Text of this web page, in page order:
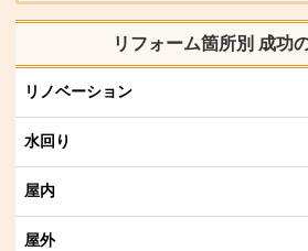
リフォーム箇所別 成功
リノベーション
水回り
屋内
屋外